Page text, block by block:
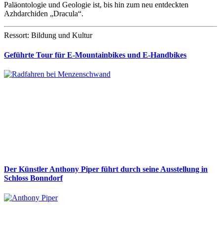
Paläontologie und Geologie ist, bis hin zum neu entdeckten
Azhdarchiden „Dracula“.
Ressort: Bildung und Kultur
Geführte Tour für E-Mountainbikes und E-Handbikes
Der Künstler Anthony Piper führt durch seine Ausstellung in
Schloss Bonndorf